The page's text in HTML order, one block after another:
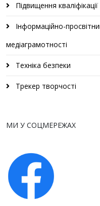
Підвищення кваліфікації
Інформаційно-
медіаграмотності
Техніка безпеки
Трекер творчості
МИ У СОЦМЕРЕЖАХ